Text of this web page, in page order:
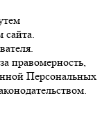
сайта.
правомерность,
Персональных